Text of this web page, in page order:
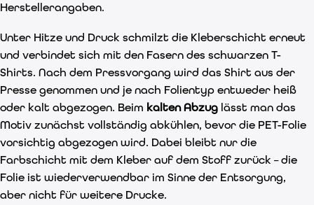
Herstellerangaben.
Unter Hitze und Druck schmilzt die Kleberschicht erneut
und verbindet sich mit den Fasern des schwarzen T-
Shirts. Nach dem Pressvorgang wird das Shirt aus der
Presse genommen und je nach Folientyp entweder heiß
oder kalt abgezogen. Beim kalten Abzug lässt man das
Motiv zunächst vollständig abkühlen, bevor die PET-Folie
vorsichtig abgezogen wird. Dabei bleibt nur die
Farbschicht mit dem Kleber auf dem Stoff zurück – die
Folie ist wiederverwendbar im Sinne der Entsorgung,
aber nicht für weitere Drucke.